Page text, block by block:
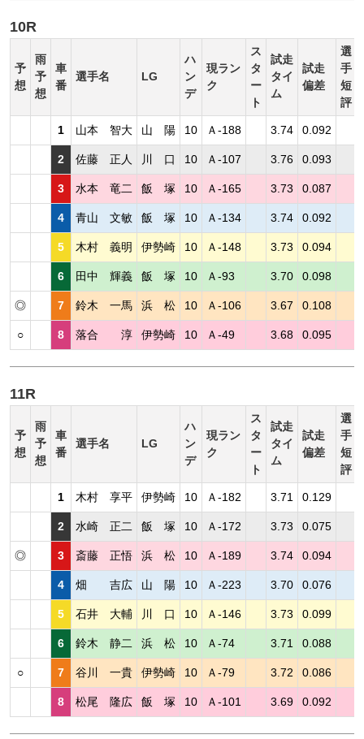
10R
予
想
雨
予
想
車
番
選手名 LG
ハ
ン
デ
現ラン
ク
ス
タ
ー
ト
試走
タイ
ム
試走
偏差
選
手
短
評
1 山本 智大 山 陽 10 Ａ-188 3.74 0.092
2 佐藤 正人 川 口 10 Ａ-107 3.76 0.093
3 水本 竜二 飯 塚 10 Ａ-165 3.73 0.087
4 青山 文敏 飯 塚 10 Ａ-134 3.74 0.092
5 木村 義明 伊勢崎 10 Ａ-148 3.73 0.094
6 田中 輝義 飯 塚 10 Ａ-93 3.70 0.098
◎ 7 鈴木 一馬 浜 松 10 Ａ-106 3.67 0.108
○ 8 落合 淳 伊勢崎 10 Ａ-49 3.68 0.095
11R
予
想
雨
予
想
車
番
選手名 LG
ハ
ン
デ
現ラン
ク
ス
タ
ー
ト
試走
タイ
ム
試走
偏差
選
手
短
評
1 木村 享平 伊勢崎 10 Ａ-182 3.71 0.129
2 水崎 正二 飯 塚 10 Ａ-172 3.73 0.075
◎ 3 斎藤 正悟 浜 松 10 Ａ-189 3.74 0.094
4 畑 吉広 山 陽 10 Ａ-223 3.70 0.076
5 石井 大輔 川 口 10 Ａ-146 3.73 0.099
6 鈴木 静二 浜 松 10 Ａ-74 3.71 0.088
○ 7 谷川 一貴 伊勢崎 10 Ａ-79 3.72 0.086
8 松尾 隆広 飯 塚 10 Ａ-101 3.69 0.092